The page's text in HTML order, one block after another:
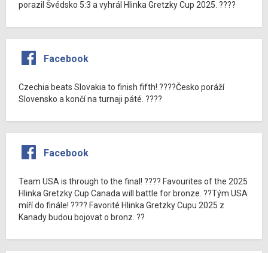
porazil Švédsko 5:3 a vyhrál Hlinka Gretzky Cup 2025. ????
Facebook
Czechia beats Slovakia to finish fifth! ????Česko poráží
Slovensko a končí na turnaji páté. ????
Facebook
Team USA is through to the final! ???? Favourites of the 2025
Hlinka Gretzky Cup Canada will battle for bronze. ??Tým USA
míří do finále! ???? Favorité Hlinka Gretzky Cupu 2025 z
Kanady budou bojovat o bronz. ??